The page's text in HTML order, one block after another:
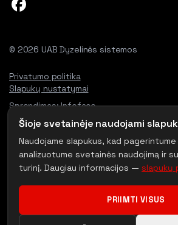
© 2026 UAB Dyzelinės sistemos
Privatumo politika
Slapukų nustatymai
Sprendimas:Infoface
Šioje svetainėje naudojami
Naudojame slapukus, kad
analizuotume svetainės naudojimą ir
turinį. Daugiau informacijos — slapukų
PRIIMTI VISUS